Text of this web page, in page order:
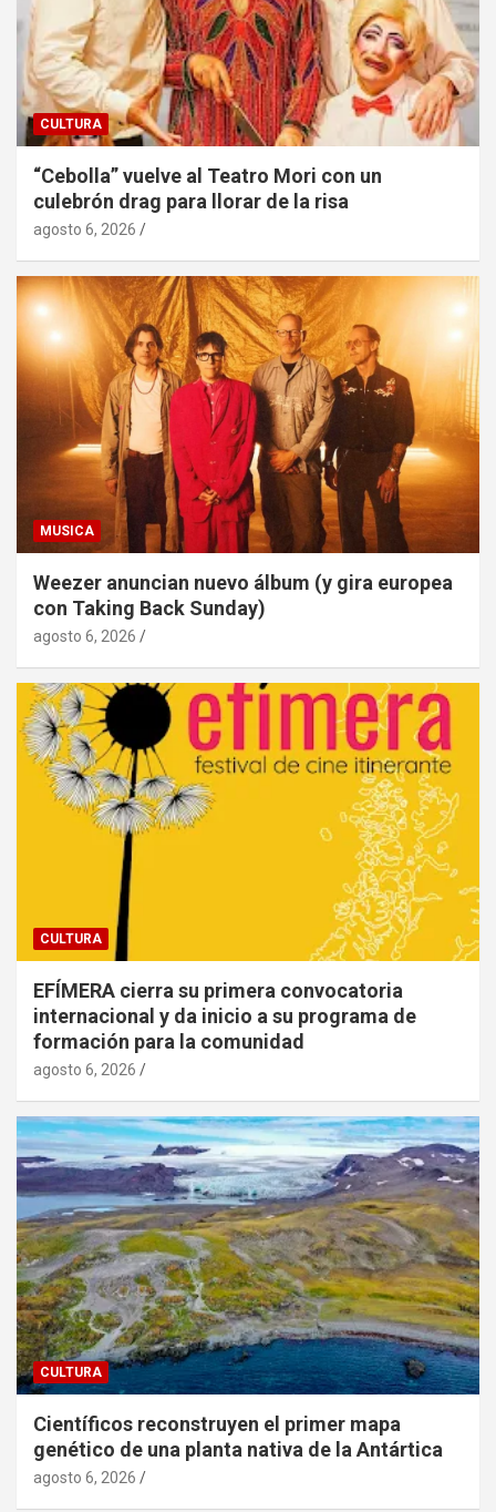
CULTURA
“Cebolla” vuelve al Teatro Mori con un
culebrón drag para llorar de la risa
agosto 6, 2026
MUSICA
Weezer anuncian nuevo álbum (y gira europea
con Taking Back Sunday)
agosto 6, 2026
CULTURA
EFÍMERA cierra su primera convocatoria
internacional y da inicio a su programa de
formación para la comunidad
agosto 6, 2026
CULTURA
Científicos reconstruyen el primer mapa
genético de una planta nativa de la Antártica
agosto 6, 2026